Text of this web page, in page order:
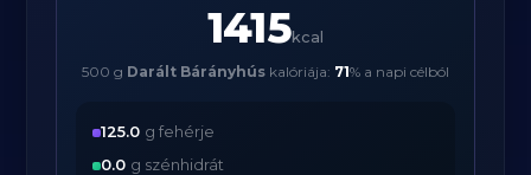
1415kcal
500 g Darált Bárányhús kalóriája: 71% a napi célból
125.0 g fehérje
0.0 g szénhidrát